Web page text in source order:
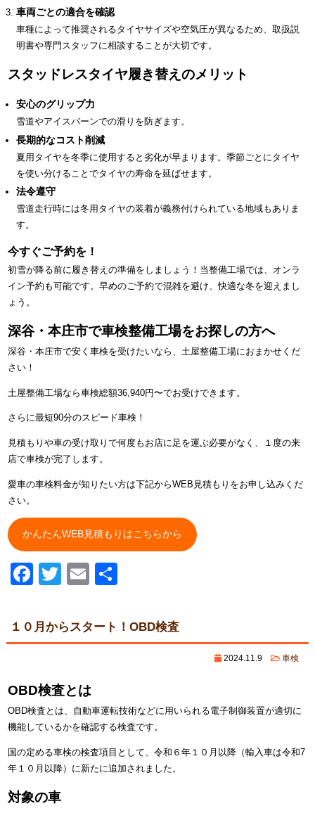
車両ごとの適合を確認
車種によって推奨されるタイヤサイズや空気圧が異なるため、取扱説
明書や専門スタッフに相談することが大切です。
スタッドレスタイヤ履き替えのメリット
安心のグリップ力
雪道やアイスバーンでの滑りを防ぎます。
長期的なコスト削減
夏用タイヤを冬季に使用すると劣化が早まります。季節ごとにタイヤ
を使い分けることでタイヤの寿命を延ばせます。
法令遵守
雪道走行時には冬用タイヤの装着が義務付けられている地域もありま
す。
今すぐご予約を！
初雪が降る前に履き替えの準備をしましょう！当整備工場では、オンラ
イン予約も可能です。早めのご予約で混雑を避け、快適な冬を迎えまし
ょう。
深谷・本庄市で車検整備工場をお探しの方へ
深谷・本庄市で安く車検を受けたいなら、土屋整備工場におまかせくだ
さい！
土屋整備工場なら車検総額36,940円〜でお受けできます。
さらに最短90分のスピード車検！
見積もりや車の受け取りで何度もお店に足を運ぶ必要がなく、１度の来
店で車検が完了します。
愛車の車検料金が知りたい方は下記からWEB見積もりをお申し込みくだ
さい。
かんたんWEB見積もりはこちらから
Facebook
TwitterEmail
１０月からスタート！OBD検査
2024.11.9 車検
OBD検査とは
OBD検査とは、自動車運転技術などに用いられる電子制御装置が適切に
機能しているかを確認する検査です。
国の定める車検の検査項目として、令和６年１０月以降（輸入車は令和7
年１０月以降）に新たに追加されました。
対象の車